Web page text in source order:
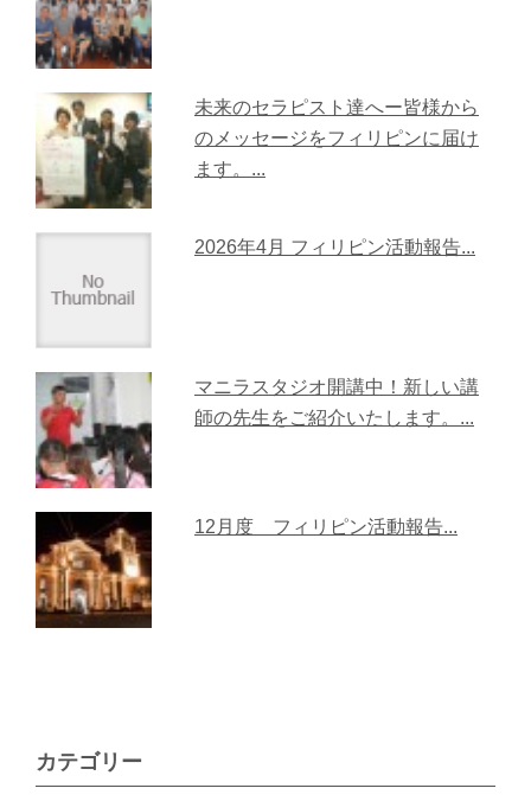
未来のセラピスト達へー皆様から
のメッセージをフィリピンに届け
ます。...
2026年4月 フィリピン活動報告...
マニラスタジオ開講中！新しい講
師の先生をご紹介いたします。...
12月度 フィリピン活動報告...
カテゴリー